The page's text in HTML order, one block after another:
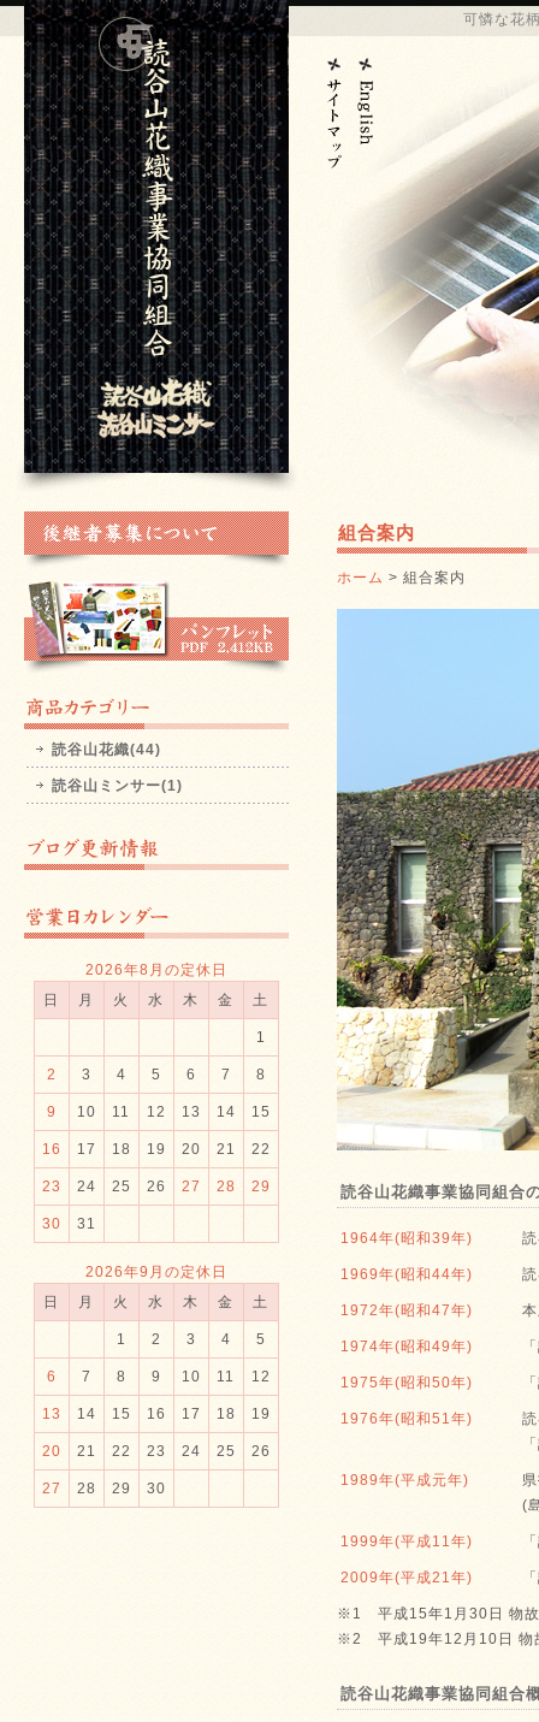
可憐な花
組合案内
ホーム > 組合案内
読谷山花織事業協同組合
1964年(昭和39年)
1969年(昭和44年)
1972年(昭和47年)
1974年(昭和49年)
1975年(昭和50年)
1976年(昭和51年)
1989年(平成元年)
(
1999年(平成11年)
2009年(平成21年)
※1 平成15年1月30日 物故
※2 平成19年12月10日 物
読谷山花織事業協同組合
読谷山花織(44)
読谷山ミンサー(1)
2026年8月の定休日
日
月 火 水 木 金 土
1
2 3 4 5 6 7 8
9 10 11 12 13 14 15
16 17 18 19 20 21 22
23 24 25 26 27 28 29
30 31
2026年9月の定休日
日
月 火 水 木 金 土
1 2 3 4 5
6 7 8 9 10 11 12
13 14 15 16 17 18 19
20 21 22 23 24 25 26
27 28 29 30